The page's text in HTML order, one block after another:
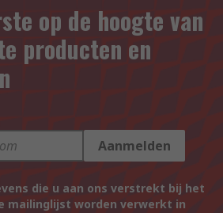
op de hoogte van
producten en
Aanmelden
die u aan ons verstrekt bij het
mailinglijst worden verwerkt in